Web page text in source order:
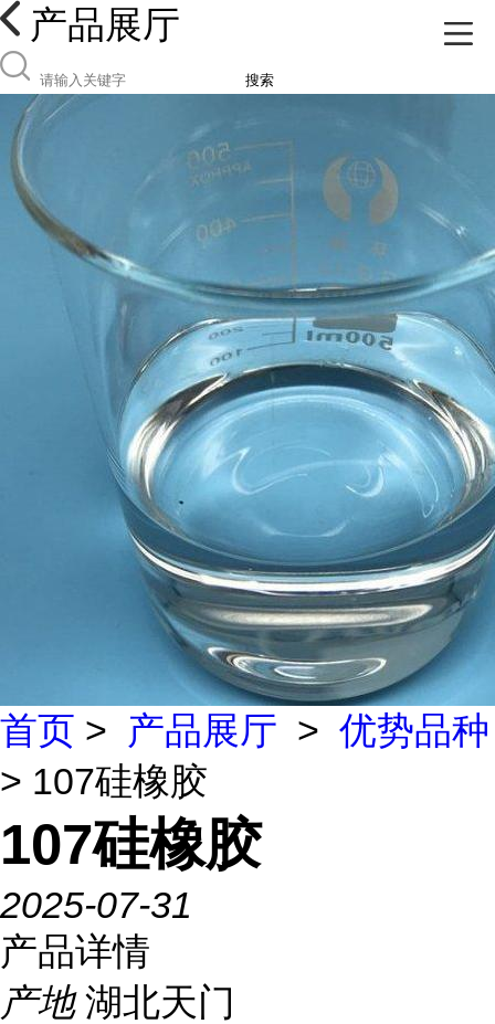
产品展厅
搜索
首页 > 产品展厅 > 优势品种
> 107硅橡胶
107硅橡胶
2025-07-31
产品详情
产地 湖北天门